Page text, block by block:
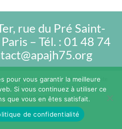
rue du Pré Saint-
– Tél. : 01 48 74
réservés /Mentions légales/ Plan du site
- COMPAREST - MAIF
web - Le CerKle
pour vous garantir la meilleure
Si vous continuez à utiliser ce
que vous en êtes satisfait.
de confidentialité